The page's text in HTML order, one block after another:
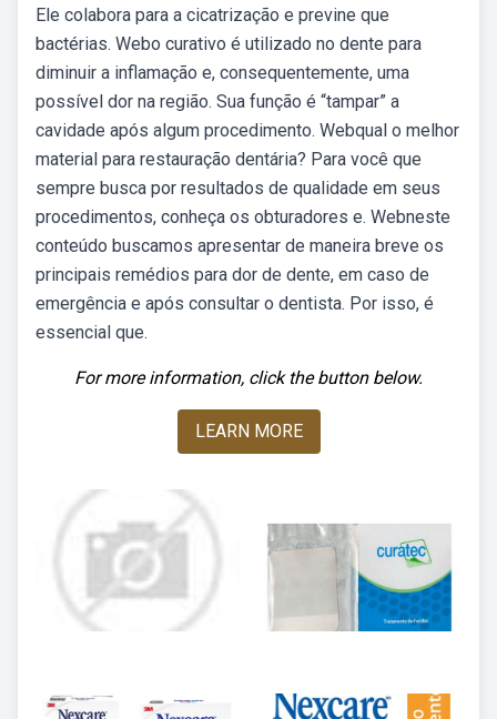
Ele colabora para a cicatrização e previne que
bactérias. Webo curativo é utilizado no dente para
diminuir a inflamação e, consequentemente, uma
possível dor na região. Sua função é “tampar” a
cavidade após algum procedimento. Webqual o melhor
material para restauração dentária? Para você que
sempre busca por resultados de qualidade em seus
procedimentos, conheça os obturadores e. Webneste
conteúdo buscamos apresentar de maneira breve os
principais remédios para dor de dente, em caso de
emergência e após consultar o dentista. Por isso, é
essencial que.
For more information, click the button below.
LEARN MORE